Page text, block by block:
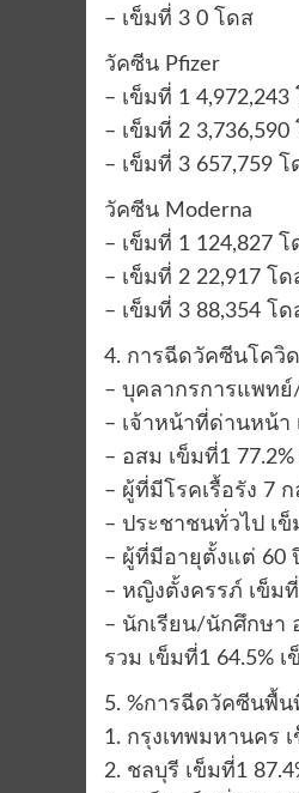
– เข็มที่ 3 0 โดส
วัคซีน Pfizer
– เข็มที่ 1 4,972,243
– เข็มที่ 2 3,736,590
– เข็มที่ 3 657,759 โ
วัคซีน Moderna
– เข็มที่ 1 124,827 โ
– เข็มที่ 2 22,917 โด
– เข็มที่ 3 88,354 โด
4. การฉีดวัคซีนโควิ
– บุคลากรการแพทย์
– เจ้าหน้าที่ด่านหน้า
– อสม เข็มที่1
– ผู้ที่มีโรคเรื้อรัง 7
– ประชาชนทั่วไป เข็
– ผู้ที่มีอายุตั้งแต่ 60
– หญิงตั้งครรภ์ เข็มที่
– นักเรียน/นักศึกษา
รวม เข็มที่1 64.5% เ
5. %การฉีดวัคซีนพื้น
1. กรุงเทพมหานคร
2. ชลบุรี เข็มที่1